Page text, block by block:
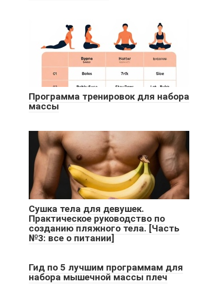
Программа тренировок для набора
массы
Сушка тела для девушек.
Практическое руководство по
созданию пляжного тела. [Часть
№3: все о питании]
Гид по 5 лучшим программам для
набора мышечной массы плеч